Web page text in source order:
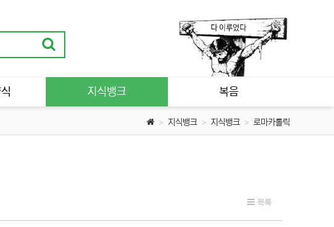
지식뱅크 복음
지식뱅크 지식뱅크 로마카톨릭
목록